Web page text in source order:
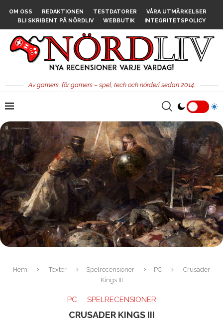
OM OSS REDAKTIONEN TESTDATORER
VÅRA UTMÄRKELSER
BLI SKRIBENT PÅ NÖRDLIV
WEBBUTIK INTEGRITETSPOLICY
Av gamers, för gamers – spel, tech och nörderi sedan 2014.
Hem Texter Spelrecensioner PC
Crusader
Kings III
PC SPELRECENSIONER
CRUSADER KINGS III